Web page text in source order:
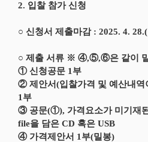
2. 입찰 참가 신청
○ 신청서 제출마감 : 2025. 4.
○ 제출 서류 ※ ④,⑤,⑥은 같이
① 신청공문 1부
② 제안서(입찰가격 및 예산내역
1부
③ 공문(①), 가격요소가 미기재
file을 담은 CD 혹은 USB
④ 가격제안서 1부(밀봉)